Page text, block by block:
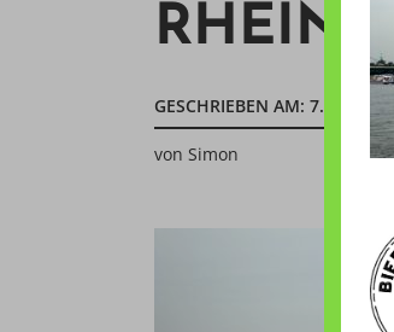
RHEIN
GESCHRIEBEN AM: 7. MAI 2011
von Simon